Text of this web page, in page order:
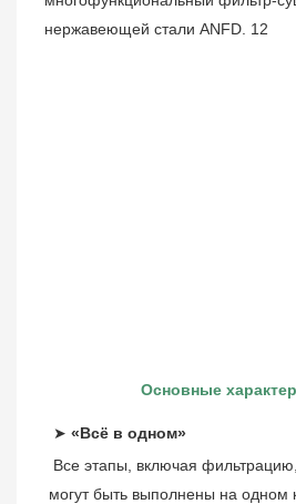
Основные
➤ «Всё в одном»
Все этапы, включая
могут быть выполнены на одном